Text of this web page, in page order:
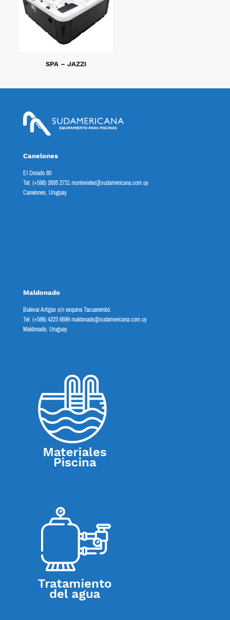
SPA – JAZZI
Canelones
El Dorado 80
Tel: (+598) 2605 2731 montevideo@sudamericana.com.uy
Canelones, Uruguay
Maldonado
Bulevar Artigas s/n esquina Tacuarembó.
Tel: (+598) 4223 6699 maldonado@sudamericana.com.uy
Maldonado, Uruguay